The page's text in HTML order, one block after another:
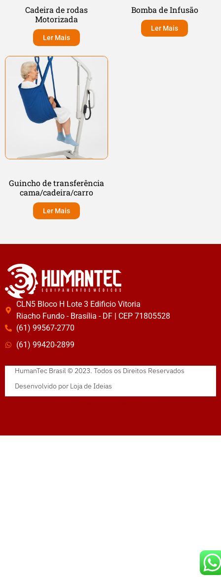
Cadeira de rodas
Motorizada
Ler Mais
Bomba de Infusão
Ler Mais
Guincho de transferência
cama/cadeira/carro
Ler Mais
CLN5 Bloco H Lote 3 Edificio Vitoria
Riacho Fundo - Brasília - DF | CEP 71805528
(61) 99567-2770
(61) 99420-2899
HumanTec Brasil © 2023. Todos os Direitos Reservados
Desenvolvido por Loja de Ideias